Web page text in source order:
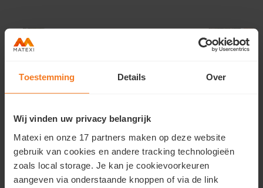
Toestemming Details Over
Wij vinden uw privacy belangrijk
Matexi en onze 17 partners maken op deze website
gebruik van cookies en andere tracking technologieën
zoals local storage. Je kan je cookievoorkeuren
aangeven via onderstaande knoppen of via de link
Une deuxième grande vague de développement date de